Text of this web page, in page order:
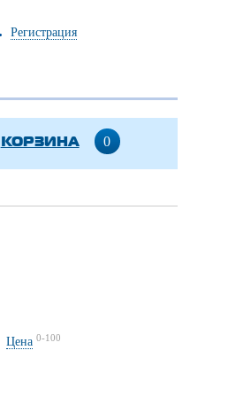
Регистрация
КОРЗИНА 0
Цена 0-100